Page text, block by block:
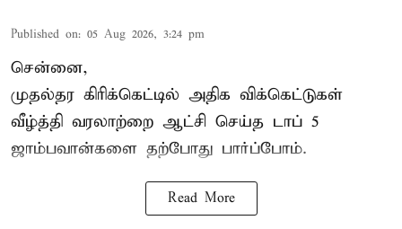
Published on: 05 Aug 2026, 3:24 pm
சென்னை,
முதல்தர கிரிக்கெட்டில் அதிக விக்கெட்டுகள்
வீழ்த்தி வரலாற்றை ஆட்சி செய்த டாப் 5
ஜாம்பவான்களை தற்போது பார்ப்போம்.
Read More